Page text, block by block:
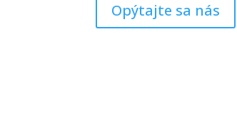
Opýtajte sa nás